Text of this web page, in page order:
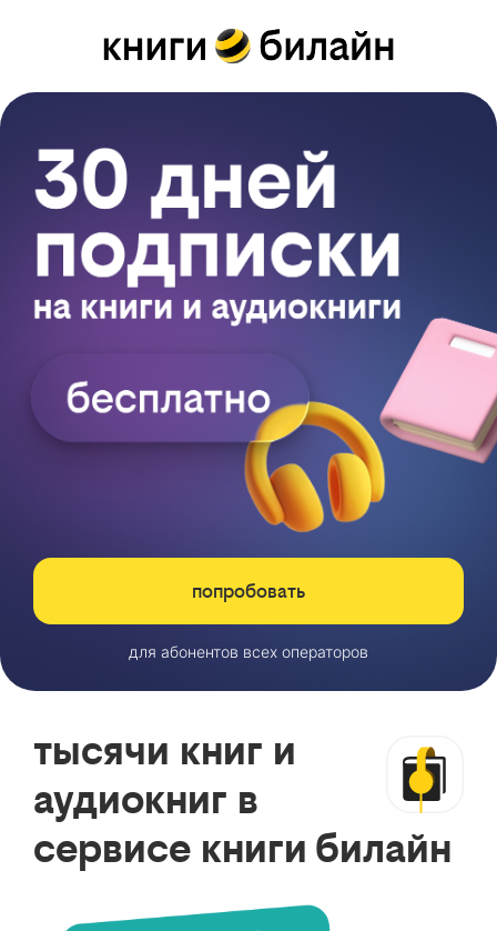
попробовать
для абонентов всех операторов
тысячи книг и
аудиокниг в
сервисе книги билайн